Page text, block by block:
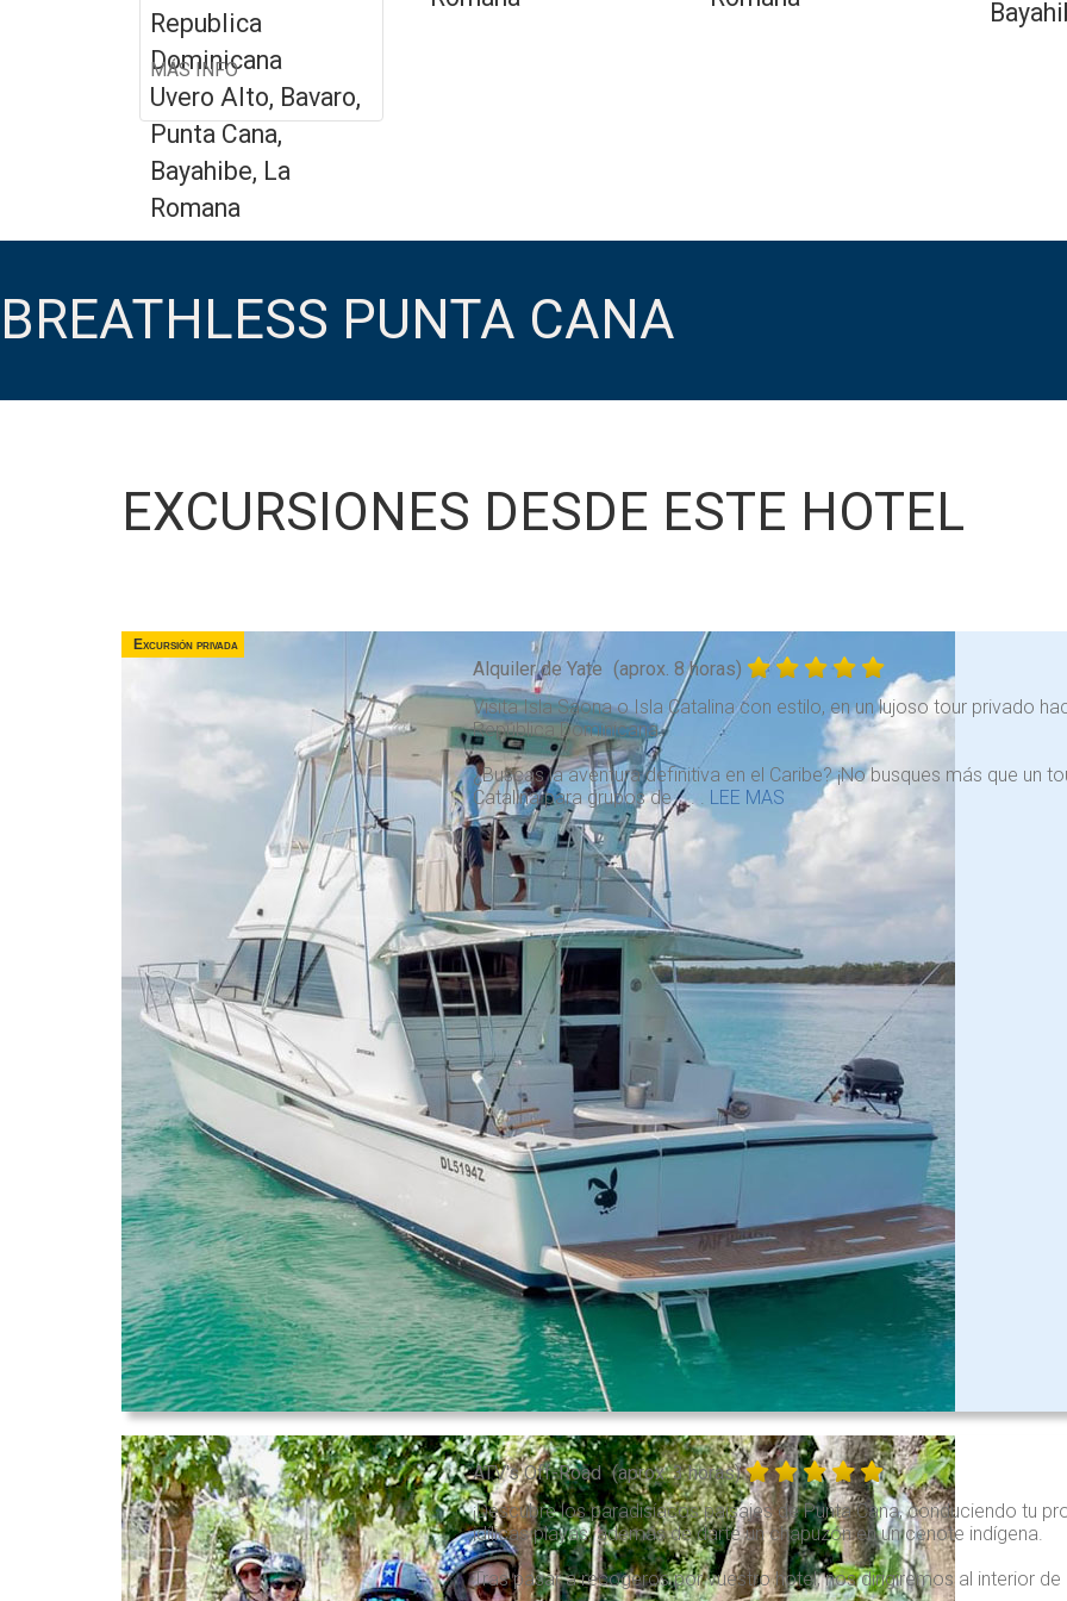
Republica
Dominicana
Uvero Alto, Bavaro,
Punta Cana,
Bayahibe, La
Romana
MÁS INFO
BREATHLESS PUNTA CANA
EXCURSIONES DESDE ESTE HOTEL
Excursión privada
Alquiler de Yate (aprox. 8 horas)
Visita Isla Saona o Isla Catalina con estilo, en un lujoso tour privado
República Dominicana.
¿Buscas la aventura definitiva en el Caribe? ¡No busques más que un
Catalina para grupos de . . . LEE MAS
ATV's Off-Road (aprox. 3 horas)
¡Descubre los paradisíacos paisajes de Punta Cana, conduciendo tu
idílicas playas, además de darte un chapuzón en un cenote indígena.
Tras pasar a recogeros por vuestro hotel, nos dirigiremos al interior